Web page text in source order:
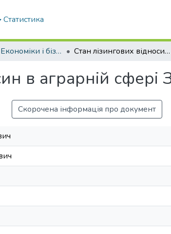
Статистика
Кафедра Економіки і бізнесу Стан лізингових відносин в аграрній сфері Запорізької області
в аграрній сфері
Скорочена інформація про документ